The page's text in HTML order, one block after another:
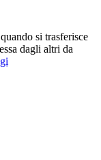
si trasferisce
dagli altri da